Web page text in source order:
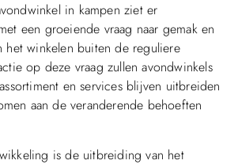
in kampen ziet er
een groeiende vraag naar gemak en
het winkelen buiten de reguliere
op deze vraag zullen avondwinkels
en services blijven uitbreiden
aan de veranderende behoeften
is de uitbreiding van het